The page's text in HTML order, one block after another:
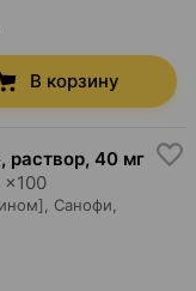
В корзину
раствор, 40 мг
×100
Санофи